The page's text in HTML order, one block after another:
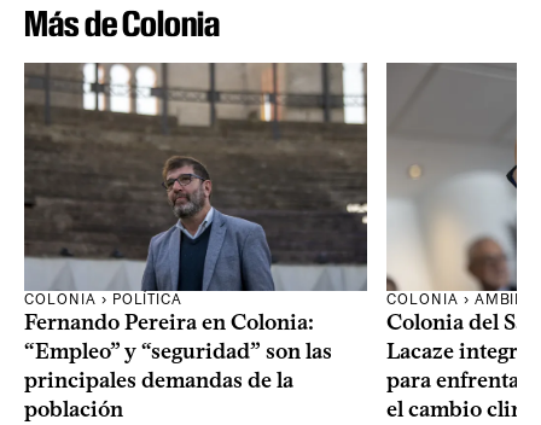
Más de Colonia
COLONIA › POLÍTICA
Fernando Pereira en Colonia:
“Empleo” y “seguridad” son las
principales demandas de la
población
COLONIA ›
Colonia del
Lacaze
para enfrentar
el cambio